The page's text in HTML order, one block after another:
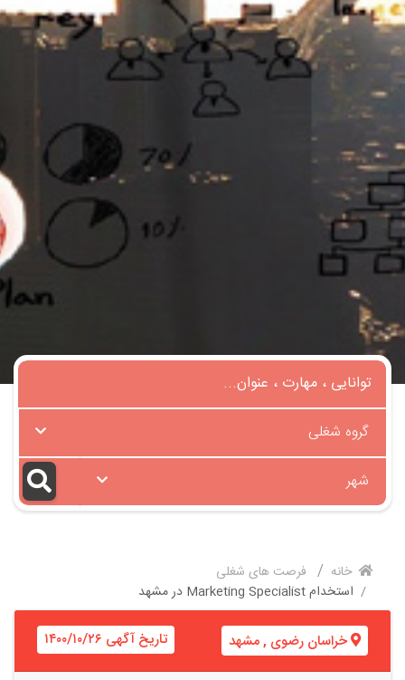
گروه شغلی
شهر
خانه
فرصت های شغلی
استخدام Marketing Specialist در مشهد
خراسان رضوی ,مشهد تاریخ آگهی ۱۴۰۰/۱۰/۲۶